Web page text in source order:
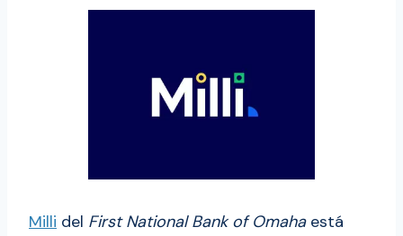
Milli del First National Bank of Omahaestá